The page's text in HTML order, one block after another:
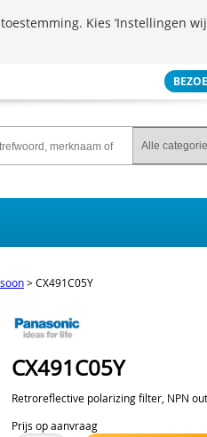
>CX491C05Y
CX491C05Y
Retroreflective polarizing filter, NPN
Prijs op aanvraag
Kies ‘Instellingen